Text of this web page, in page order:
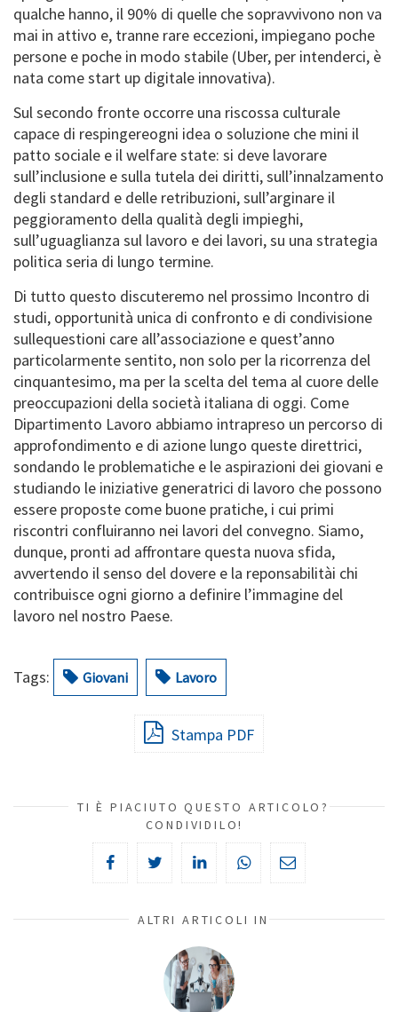
qualche hanno, il 90% di quelle che sopravvivono non va
mai in attivo e, tranne rare eccezioni, impiegano poche
persone e poche in modo stabile (Uber, per intenderci, è
nata come start up digitale innovativa).
Sul secondo fronte occorre una riscossa culturale
capace di respingereogni idea o soluzione che mini il
patto sociale e il welfare state: si deve lavorare
sull’inclusione e sulla tutela dei diritti, sull’innalzamento
degli standard e delle retribuzioni, sull’arginare il
peggioramento della qualità degli impieghi,
sull’uguaglianza sul lavoro e dei lavori, su una strategia
politica seria di lungo termine.
Di tutto questo discuteremo nel prossimo Incontro di
studi, opportunità unica di confronto e di condivisione
sullequestioni care all’associazione e quest’anno
particolarmente sentito, non solo per la ricorrenza del
cinquantesimo, ma per la scelta del tema al cuore delle
preoccupazioni della società italiana di oggi. Come
Dipartimento Lavoro abbiamo intrapreso un percorso di
approfondimento e di azione lungo queste direttrici,
sondando le problematiche e le aspirazioni dei giovani e
studiando le iniziative generatrici di lavoro che possono
essere proposte come buone pratiche, i cui primi
riscontri confluiranno nei lavori del convegno. Siamo,
dunque, pronti ad affrontare questa nuova sfida,
avvertendo il senso del dovere e la reponsabilitài chi
contribuisce ogni giorno a definire l’immagine del
lavoro nel nostro Paese.
Tags: Giovani Lavoro
Stampa PDF
TI È PIACIUTO QUESTO ARTICOLO?
CONDIVIDILO!
ALTRI ARTICOLI IN